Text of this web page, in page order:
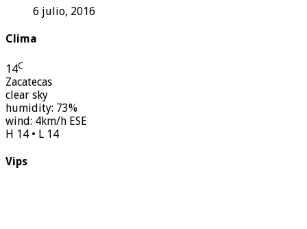
6 julio, 2016
Clima
14C
Zacatecas
clear sky
humidity: 73%
wind: 4km/h ESE
H 14 • L 14
Vips